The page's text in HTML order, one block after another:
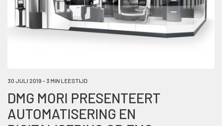
30 JULI 2019 - 3 MIN LEESTIJD
DMG MORI PRESENTEERT
AUTOMATISERING EN